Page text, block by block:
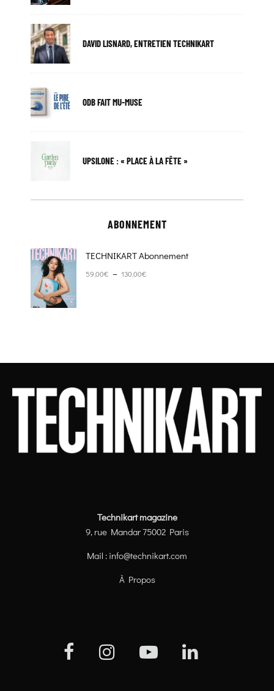
DAVID LISNARD, ENTRETIEN TECHNIKART
ODB FAIT MU-MUSE
UPSILONE : « PLACE À LA FÊTE »
ABONNEMENT
TECHNIKART Abonnement
59,00€ – 130,00€
Technikart magazine
9, rue Mandar 75002 Paris
Mail : info@technikart.com
À Propos